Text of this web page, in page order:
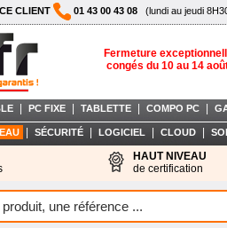
CLIENT 01 43 00 43 08 (lundi au jeudi
Fermeture
congés du 10 au 14
PC FIXE TABLETTE COMPO PC
SÉCURITÉ LOGICIEL CLOUD
HAUT NIVEAU
de certification